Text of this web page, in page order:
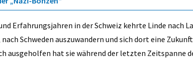
Erfahrungsjahren in der Schweiz kehrte Linde nach
Schweden auszuwandern und sich dort eine
ausgeholfen hat sie während der letzten Zeitspanne